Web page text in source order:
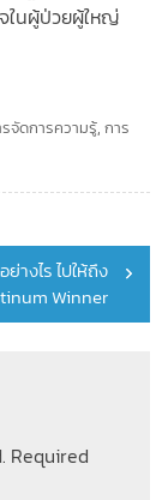
ในผู้ป่วยผู้ใหญ่
จัดการความรู้, การ
ย่างไร ไปให้ถึง
Winner
Required